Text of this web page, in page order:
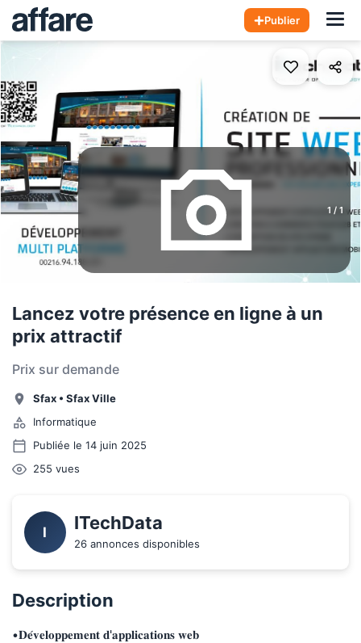
Publier
1 / 1
Lancez votre présence en ligne à un
prix attractif
Prix sur demande
Sfax • Sfax Ville
Informatique
Publiée le 14 juin 2025
255 vues
I ITechData
26 annonces disponibles
Description
•𝐃𝐞́𝐯𝐞𝐥𝐨𝐩𝐩𝐞𝐦𝐞𝐧𝐭 𝐝'𝐚𝐩𝐩𝐥𝐢𝐜𝐚𝐭𝐢𝐨𝐧𝐬 𝐰𝐞𝐛